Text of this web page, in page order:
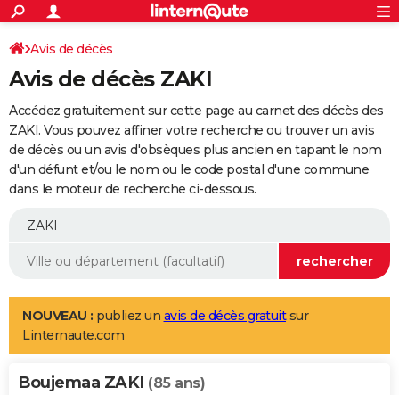
ACTUALITÉS
Politique
Société
Faits Divers
Education
Monde
Villes
+
SPORT
Coupe du monde 2026
Football
Tennis
Cyclisme
Rugby
Forum
Programme TV
TNT
Streaming
Cinéma
Sorties cinéma
Musique
+FINANCE
Retraite
Impôts
Epargne
Immobilier
Risques naturels par ville
Banque
Assurance
Crédit
AUTO
Essais
Réserver un essai
Citadines
Berlines
SUV
Forum auto
+
Mobiles
Meilleur smartphone
Internet
Ordinateurs
Jeux vidéo
Guide high-tech
Aménagement intérieur
LIFESTYLE
Art de vivre
Bien-être
Loisirs
Mode
Modes de vie
Alimentation
Guide de la santé
Maladies
Médicaments
Sommeil
VOYAGE
Avis de décès
Avis de décès ZAKI
Accédez gratuitement sur cette page au carnet des décès des
ZAKI. Vous pouvez affiner votre recherche ou trouver un avis
de décès ou un avis d'obsèques plus ancien en tapant le nom
d'un défunt et/ou le nom ou le code postal d'une commune
dans le moteur de recherche ci-dessous.
NOUVEAU : publiez un avis de décès gratuitsur
Linternaute.com
Boujemaa ZAKI (85 ans)